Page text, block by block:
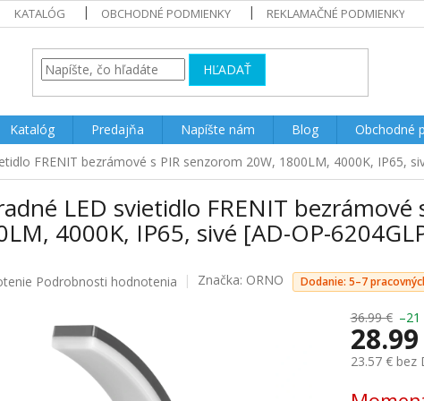
KATALÓG OBCHODNÉ PODMIENKY REKLAMAČNÉ PODMIENKY
HĽADAŤ
Katalóg Predajňa Napíšte nám Blog
Obchodné
FRENIT bezrámové s PIR senzorom 20W, 1800LM, 4000K, IP65,
LED svietidlo FRENIT bezrámové
4000K, IP65, sivé [AD-OP-
Podrobnosti hodnotenia Značka: ORNO Dodanie: 5–7
36.99 € –21
23.57 € bez